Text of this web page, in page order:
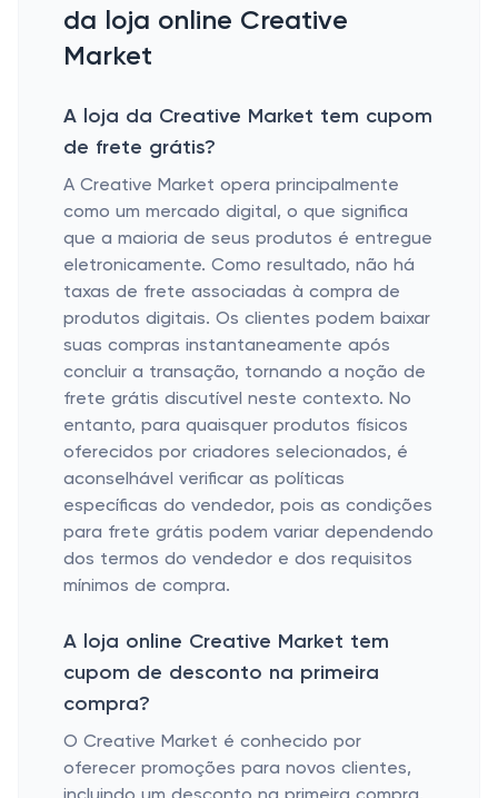
da loja online Creative
Market
A loja da Creative Market tem cupom
de frete grátis?
A Creative Market opera principalmente
como um mercado digital, o que significa
que a maioria de seus produtos é entregue
eletronicamente. Como resultado, não há
taxas de frete associadas à compra de
produtos digitais. Os clientes podem baixar
suas compras instantaneamente após
concluir a transação, tornando a noção de
frete grátis discutível neste contexto. No
entanto, para quaisquer produtos físicos
oferecidos por criadores selecionados, é
aconselhável verificar as políticas
específicas do vendedor, pois as condições
para frete grátis podem variar dependendo
dos termos do vendedor e dos requisitos
mínimos de compra.
A loja online Creative Market tem
cupom de desconto na primeira
compra?
O Creative Market é conhecido por
oferecer promoções para novos clientes,